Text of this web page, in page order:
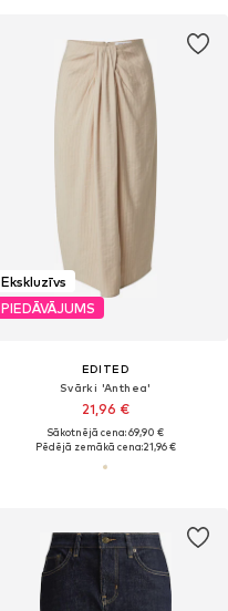
Ekskluzīvs
PIEDĀVĀJUMS
EDITED
Svārki 'Anthea'
21,96 €
Sākotnējā cena: 69,90 €
Pēdējā zemākā cena:21,96 €